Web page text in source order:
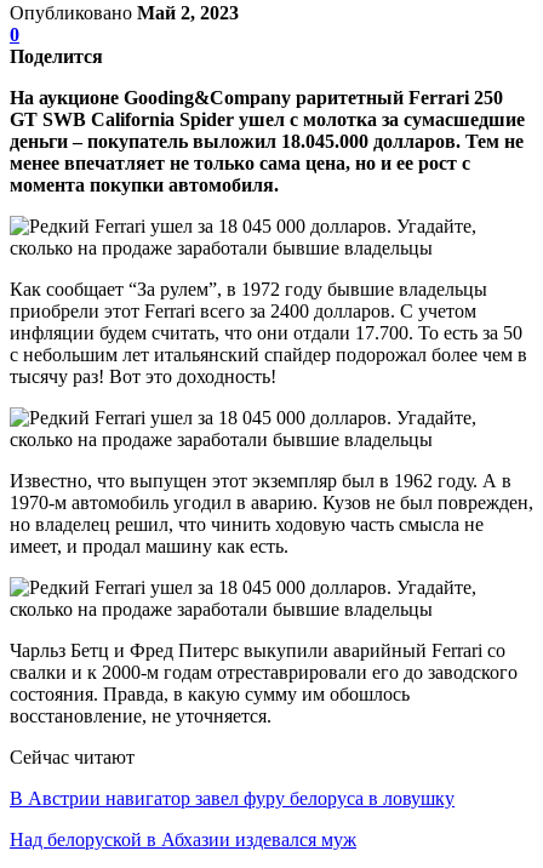
Опубликовано Май 2, 2023
0
Поделится
На аукционе Gooding&Company раритетный Ferrari 250
GT SWB California Spider ушел с молотка за сумасшедшие
деньги – покупатель выложил 18.045.000 долларов. Тем не
менее впечатляет не только сама цена, но и ее рост с
момента покупки автомобиля.
Как сообщает “За рулем”, в 1972 году бывшие владельцы
приобрели этот Ferrari всего за 2400 долларов. С учетом
инфляции будем считать, что они отдали 17.700. То есть за 50
с небольшим лет итальянский спайдер подорожал более чем в
тысячу раз! Вот это доходность!
Известно, что выпущен этот экземпляр был в 1962 году. А в
1970-м автомобиль угодил в аварию. Кузов не был поврежден,
но владелец решил, что чинить ходовую часть смысла не
имеет, и продал машину как есть.
Чарльз Бетц и Фред Питерс выкупили аварийный Ferrari со
свалки и к 2000-м годам отреставрировали его до заводского
состояния. Правда, в какую сумму им обошлось
восстановление, не уточняется.
Сейчас читают
В Австрии навигатор завел фуру белоруса в ловушку
Над белоруской в Абхазии издевался муж